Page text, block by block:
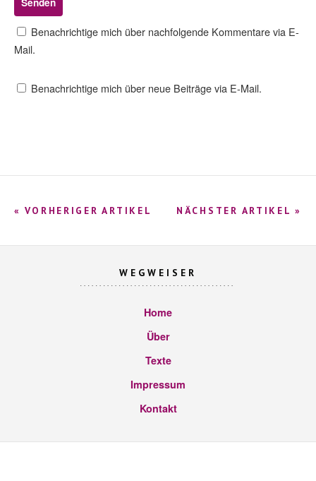
Benachrichtige mich über nachfolgende Kommentare via E-
Mail.
Benachrichtige mich über neue Beiträge via E-Mail.
NÄCHSTER ARTIKEL »
« VORHERIGER ARTIKEL
WEGWEISER
Home
Über
Texte
Impressum
Kontakt